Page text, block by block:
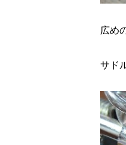
広め
サド